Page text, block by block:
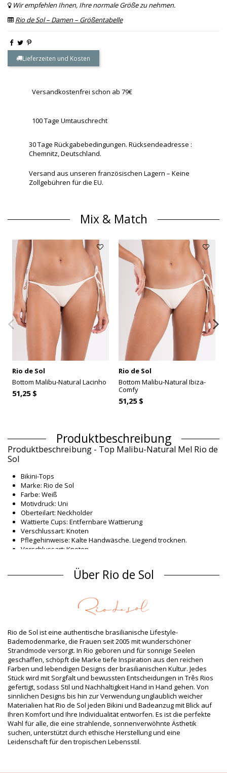
Wir empfehlen Ihnen, Ihre normale Größe zu nehmen.
Rio de Sol – Damen – Größentabelle
Lieferzeiten und Kosten
Versandkostenfrei schon ab 79€
100 Tage Umtauschrecht
30 Tage Rückgabebedingungen. Rücksendeadresse :
Chemnitz, Deutschland.
Versand aus unseren französischen Lagern – Keine
Zollgebühren für die EU.
Mix & Match
Rio de Sol
Bottom Malibu-Natural Lacinho
51,25 $
Rio de Sol
Bottom Malibu-Natural Ibiza-
Comfy
51,25 $
Produktbeschreibung
Produktbeschreibung - Top Malibu-Natural Mel Rio de
Sol
Bikini-Tops
Marke: Rio de Sol
Farbe: Weiß
Motivdruck: Uni
Oberteilart: Neckholder
Wattierte Cups: Entfernbare Wattierung
Verschlussart: Knoten
Pflegehinweise: Kalte Handwäsche. Liegend trocknen.
Verschlussart: Knoten
Bikini-Tops Weiß Rio de Sol SPRING
Material Oberstoff: 84% Polyamide, 16% Elastane - OEKO-TEX -
Futter: 84% Polyamide, 16% Elastane - Oeko-Tex
UV-Schutz: UPF 50+
Produktinformation
Abteilung: Damen, Bikini-Tops
Verpackung beinhaltet: 1 x Bikini-Tops (Andere Accessoires
nicht eingeschlossen)
HS CODE: 6112.41.0010
SKU: 1981126735
EAN: S (7899810439369), M (7899810439376), L (7899810439543),
XL (7899810439550), XXL (7899810465412)
Gewicht: 55g / 0.12lb / 1.94oz
Retuschierte Fotos
Wasch- & Pflegeanleitung
Über Rio de Sol
Rio de Sol ist eine authentische brasilianische Lifestyle-
Bademodenmarke, die Frauen seit 2005 mit wunderschöner
Strandmode versorgt. In Rio geboren und für sonnige Seelen
geschaffen, schöpft die Marke tiefe Inspiration aus den reichen
Farben und lebendigen Designs der brasilianischen Kultur. Jedes
Stück wird mit Sorgfalt und bewussten Entscheidungen in Três Rios
gefertigt, sodass Stil und Nachhaltigkeit Hand in Hand gehen. Von
sinnlichen Designs bis hin zur Verwendung unglaublich weicher
Materialien hat Rio de Sol jeden Bikini und Badeanzug mit Blick auf
Ihren Komfort und Ihre Individualität entworfen. Es ist die perfekte
Wahl für alle, die eine strahlende, sonnenverwöhnte Ästhetik
suchen, unterstützt durch ethische Herstellung und eine
Leidenschaft für den tropischen Lebensstil.